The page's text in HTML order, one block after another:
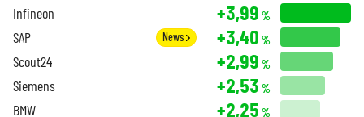
Infineon +3,99 %
SAP News +3,40 %
Scout24 +2,99 %
Siemens +2,53 %
BMW +2,25 %